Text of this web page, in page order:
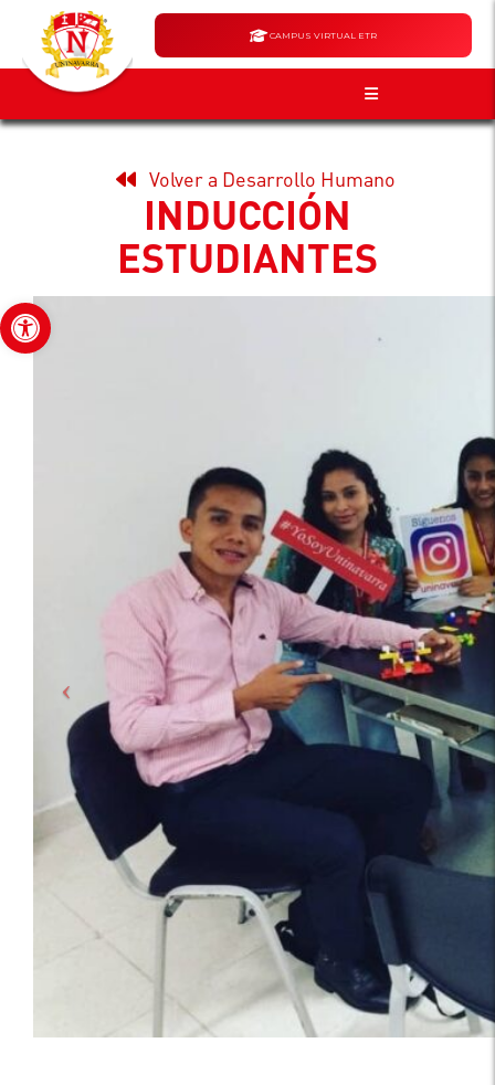
Abrir barra de herramientas
CAMPUS VIRTUAL ETR
Volver a Desarrollo Humano
INDUCCIÓN
ESTUDIANTES